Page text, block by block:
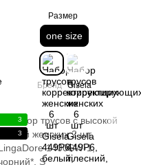
Размер
one size
Бренд Gisela
3
3